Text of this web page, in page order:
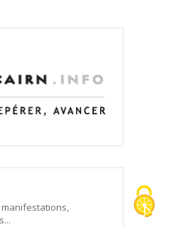
manifestations,